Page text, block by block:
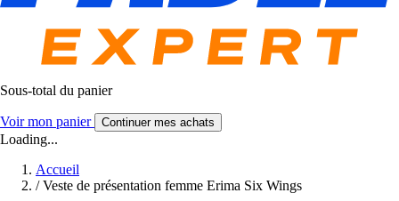
Sous-total du panier
Voir mon panier Continuer mes achats
Loading...
Accueil
/ Veste de présentation femme Erima Six Wings